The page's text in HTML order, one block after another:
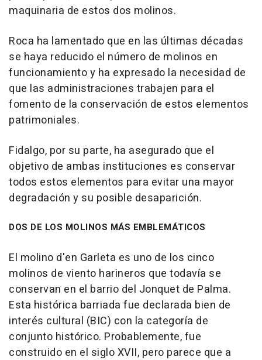
maquinaria de estos dos molinos.
Roca ha lamentado que en las últimas décadas
se haya reducido el número de molinos en
funcionamiento y ha expresado la necesidad de
que las administraciones trabajen para el
fomento de la conservación de estos elementos
patrimoniales.
Fidalgo, por su parte, ha asegurado que el
objetivo de ambas instituciones es conservar
todos estos elementos para evitar una mayor
degradación y su posible desaparición.
DOS DE LOS MOLINOS MÁS EMBLEMÁTICOS
El molino d'en Garleta es uno de los cinco
molinos de viento harineros que todavía se
conservan en el barrio del Jonquet de Palma.
Esta histórica barriada fue declarada bien de
interés cultural (BIC) con la categoría de
conjunto histórico. Probablemente, fue
construido en el siglo XVII, pero parece que a